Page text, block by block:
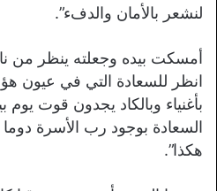
لنشعر بالأمان والدفء”.
أمسكت بيده وجعلته ينظر من
انظر للسعادة التي في عيون
بأغنياء وبالكاد يجدون قوت يوم
السعادة بوجود رب الأسرة
هكذا”.